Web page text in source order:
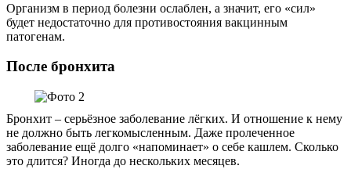
Организм в период болезни ослаблен, а значит, его «сил»
будет недостаточно для противостояния вакцинным
патогенам.
После бронхита
Бронхит – серьёзное заболевание лёгких. И отношение к нему
не должно быть легкомысленным. Даже пролеченное
заболевание ещё долго «напоминает» о себе кашлем. Сколько
это длится? Иногда до нескольких месяцев.